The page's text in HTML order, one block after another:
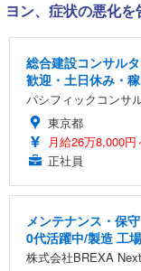
ヨン、症状の悪化を
総合建設コンサル
歓迎・土日休み・
パシフィックコンサ
東京都
月給26万8,000円
正社員
メンテナンス・保
0代活躍中/製造 工場
株式会社BREXA Next